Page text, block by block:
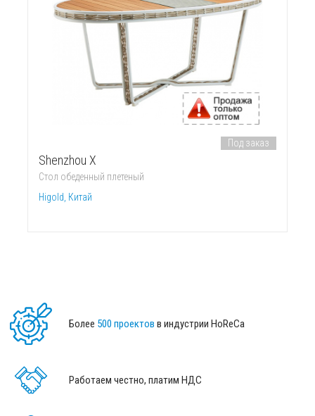
Shenzhou X
Стол обеденный плетеный
Higold, Китай
Под заказ
Более 500 проектов в индустрии HoReCa
Работаем честно, платим НДС